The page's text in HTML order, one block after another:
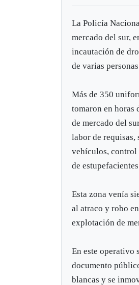
La Policía
mercado del sur,
incautación de
de varias
Más de 350
tomaron en horas
de mercado del
labor de requisas,
vehículos, control
de
Esta zona venía
al atraco y robo
explotación de
En este operativo
documento
blancas y se